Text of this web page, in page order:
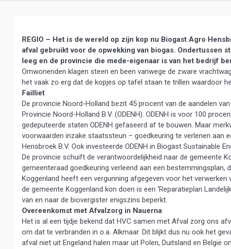
REGIO – Het is de wereld op zijn kop nu Biogast Agro
afval gebruikt voor de opwekking van biogas. Ondertussen
leeg en de provincie die mede-eigenaar is van het bedrijf
Omwonenden klagen steen en been vanwege de zware
het vaak zo erg dat de kopjes op tafel staan te trillen waardoor
Failliet
De provincie Noord-Holland bezit 45 procent van de aandelen
Provincie Noord-Holland B.V. (ODENH). ODENH is voor 100
gedeputeerde staten ODENH gefaseerd af te bouwen. Maar
voorwaarden inzake staatssteun – goedkeuring te verlenen aan
Hensbroek B.V. Ook investeerde ODENH in Biogast Sustainable
De provincie schuift de verantwoordelijkheid naar de gemeente
gemeenteraad goedkeuring verleend aan een
Koggenland heeft een vergunning afgegeven voor het
de gemeente Koggenland kon doen is een ‘Reparatieplan
van en naar de biovergister enigszins beperkt.
Overeenkomst met Afvalzorg in Nauerna
Het is al een tijdje bekend dat HVC samen met Afval zorg ons
om dat te verbranden in o.a. Alkmaar. Dit blijkt dus nu ook het
afval niet uit Engeland halen maar uit Polen, Duitsland en België